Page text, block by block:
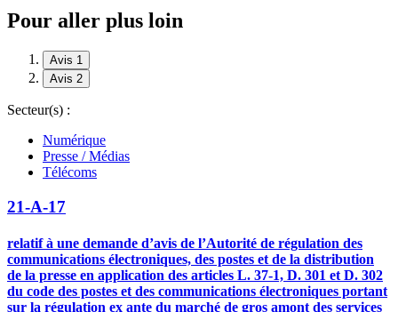
Pour aller plus loin
Avis 1
Avis 2
Secteur(s) :
Numérique
Presse / Médias
Télécoms
21-A-17
relatif à une demande d’avis de l’Autorité de régulation des
communications électroniques, des postes et de la distribution
de la presse en application des articles L. 37-1, D. 301 et D. 302
du code des postes et des communications électroniques portant
sur la régulation ex ante du marché de gros amont des services